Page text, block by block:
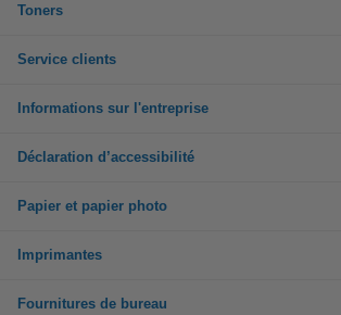
Toners
Service clients
Informations sur l'entreprise
Déclaration d’accessibilité
Papier et papier photo
Imprimantes
Fournitures de bureau